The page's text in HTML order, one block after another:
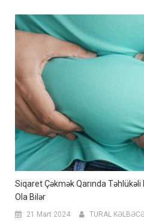
Siqaret Çəkmək Qarında Təhlükəli
Ola Bilər
21 Mart 2024 TURAL